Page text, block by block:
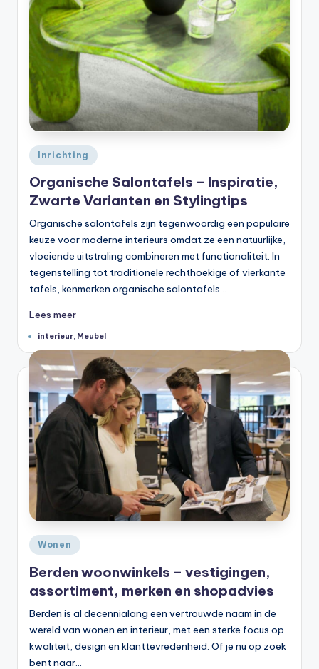
Geplaatst
in
Inrichting
Organische Salontafels – Inspiratie,
Zwarte Varianten en Stylingtips
Organische salontafels zijn tegenwoordig een populaire
keuze voor moderne interieurs omdat ze een natuurlijke,
vloeiende uitstraling combineren met functionaliteit. In
tegenstelling tot traditionele rechthoekige of vierkante
tafels, kenmerken organische salontafels…
Lees meer
Tags:interieur, Meubel
Geplaatst
in
Wonen
Berden woonwinkels – vestigingen,
assortiment, merken en shopadvies
Berden is al decennialang een vertrouwde naam in de
wereld van wonen en interieur, met een sterke focus op
kwaliteit, design en klanttevredenheid. Of je nu op zoek
bent naar…